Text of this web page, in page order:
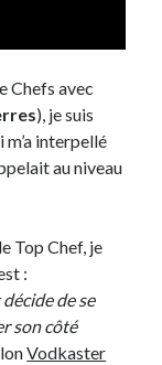
Chefs avec
), je suis
interpellé
au niveau
Top Chef, je
:
de se
son côté
Vodkaster